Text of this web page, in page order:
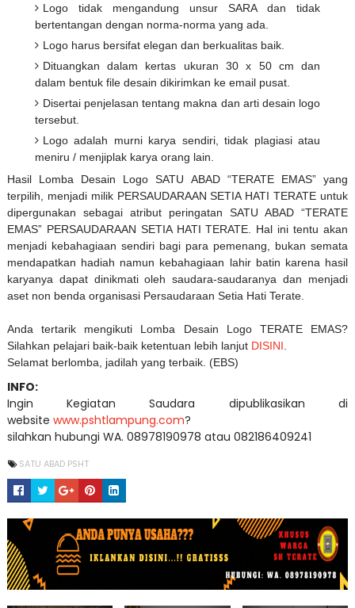
Logo tidak mengandung unsur SARA dan tidak
bertentangan dengan norma-norma yang ada.
Logo harus bersifat elegan dan berkualitas baik.
Dituangkan dalam kertas ukuran 30 x 50 cm dan
dalam bentuk file desain dikirimkan ke email pusat.
Disertai penjelasan tentang makna dan arti desain logo
tersebut.
Logo adalah murni karya sendiri, tidak plagiasi atau
meniru / menjiplak karya orang lain.
Hasil Lomba Desain Logo SATU ABAD “TERATE EMAS” yang
terpilih, menjadi milik PERSAUDARAAN SETIA HATI TERATE untuk
dipergunakan sebagai atribut peringatan SATU ABAD “TERATE
EMAS” PERSAUDARAAN SETIA HATI TERATE. Hal ini tentu akan
menjadi kebahagiaan sendiri bagi para pemenang, bukan semata
mendapatkan hadiah namun kebahagiaan lahir batin karena hasil
karyanya dapat dinikmati oleh saudara-saudaranya dan menjadi
aset non benda organisasi Persaudaraan Setia Hati Terate.
Anda tertarik mengikuti Lomba Desain Logo TERATE EMAS?
Silahkan pelajari baik-baik ketentuan lebih lanjut DISINI
Selamat berlomba, jadilah yang terbaik. (EBS)
INFO:
Ingin Kegiatan Saudara dipublikasikan di
website www.pshtlampung.com?
silahkan hubungi WA. 08978190978 atau 082186409241
SATU ABAD PSHT
IKLAN USAHA